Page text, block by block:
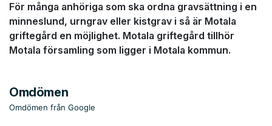
För många anhöriga som ska ordna gravsättning i en
minneslund, urngrav eller kistgrav i så är Motala
griftegård en möjlighet. Motala griftegård tillhör
Motala församling som ligger i Motala kommun.
Omdömen
Omdömen från Google